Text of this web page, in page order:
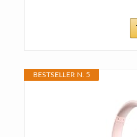
BESTSELLER N. 5